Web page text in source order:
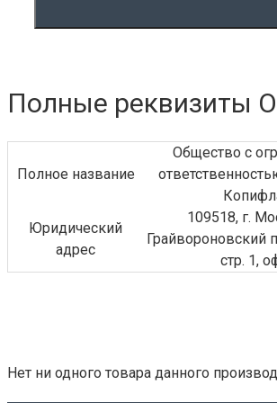
2400102 СТЕПЛЕРНАЯ ГОЛОВКА ДЛЯ
4/8/40 НА 5000 СКОБ
ФАЙЛОВЫХ СКОБ
2932619 (26) ТОЛКАТЕЛЬ К ШВЕЙНОЙ
RICOH
ТИП D
Полные реквизиты
Полное название
Общество с
ответственностью
Юридический
адрес
109518, г.
Грайвороновский
стр. 1,
Нет ни одного товара данного